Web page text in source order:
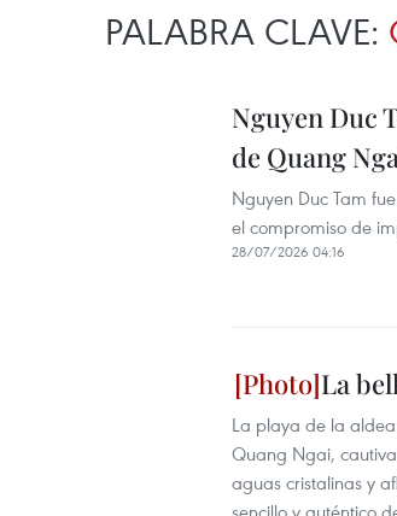
PALABRA CLAVE:
Nguyen Duc
de Quang
Nguyen Duc Tam
el compromiso de
28/07/2026 04:16
La
La playa de la
Quang Ngai,
aguas cristalinas y
sencillo y auténtico